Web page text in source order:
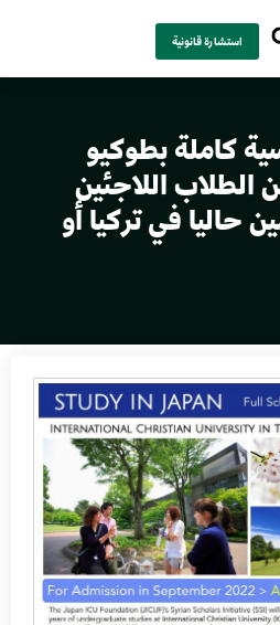
استشارة قانونية
كاملة بطوكيو
الطلاب اللاجئين
حاليا في تركيا أو